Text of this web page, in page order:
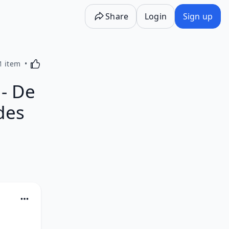
Share Login Sign up
item Activating this element will cause content on the
De